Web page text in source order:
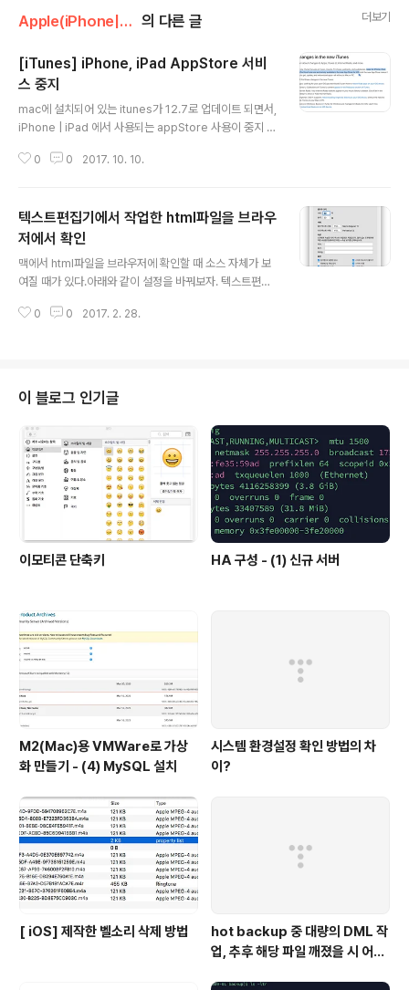
Apple(iPhone|Mac) 의 다른 글 더보기
[iTunes] iPhone, iPad AppStore 서비
스 중지
mac에 설치되어 있는 itunes가 12.7로 업데이트 되면서,
iPhone | iPad 에서 사용되는 appStore 사용이 중지 되
것인지 설치가 잘못된 것인지 답답할 따름이였다. https://
0 0 2017. 10. 10.
텍스트편집기에서 작업한 html파일을 브라우
저에서 확인
맥에서 html파일을 브라우저에 확인할 때 소스 자체가 보
여질 때가 있다.아래와 같이 설정을 바꿔보자. 텍스트편집
자. 파일 편집 후 저장할 때 확장자를 html로 붙힌 후 브라
0 0 2017. 2. 28.
이 블로그 인기글
이모티콘 단축키 HA 구성 - (1) 신규 서버
M2(Mac)용 VMWare로 가상
화 만들기 - (4) MySQL 설치
시스템 환경설정 확인 방법의 차
이?
[ iOS] 제작한 벨소리 삭제 방법
hot backup 중 대량의 DML 작
업, 추후 해당 파일 깨졌을 시 어떻